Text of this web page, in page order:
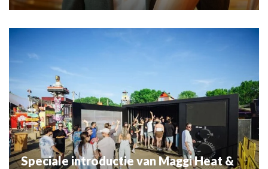
Speciale introductie van Maggi Heat &